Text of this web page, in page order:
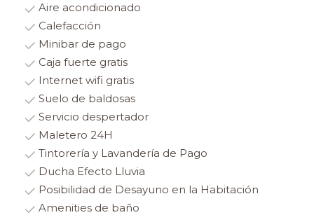
Aire acondicionado
Calefacción
Minibar de pago
Caja fuerte gratis
Internet wifi gratis
Suelo de baldosas
Servicio despertador
Maletero 24H
Tintorería y Lavandería de Pago
Ducha Efecto Lluvia
Posibilidad de Desayuno en la Habitación
Amenities de baño